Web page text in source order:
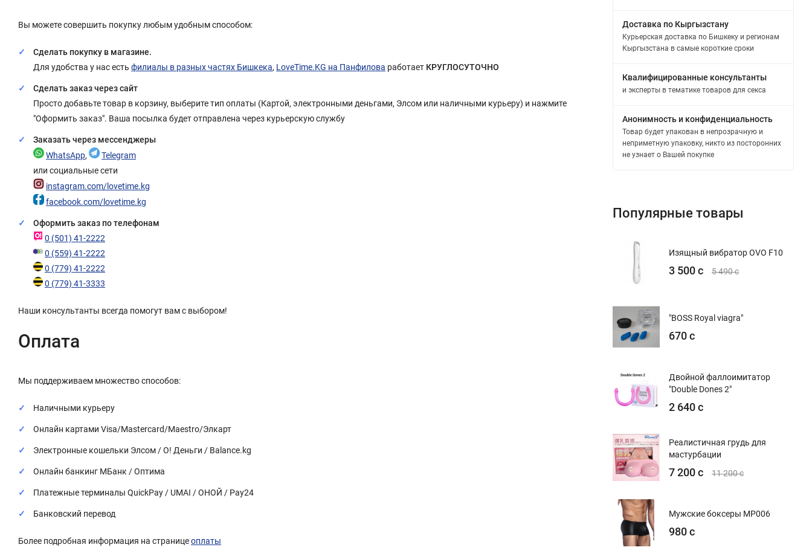
Вы можете совершить покупку любым удобным способом:
Сделать покупку в магазине.
Для удобства у нас есть филиалы в разных частях Бишкека, LoveTime.KG на Панфилова работает КРУГЛОСУТОЧНО
Сделать заказ через сайт
Просто добавьте товар в корзину, выберите тип оплаты (Картой, электронными деньгами, Элсом или наличными курьеру) и нажмите
"Оформить заказ". Ваша посылка будет отправлена через курьерскую службу
Заказать через мессенджеры
WhatsApp,
Telegram
или социальные сети
instagram.com/lovetime.kg
facebook.com/lovetime.kg
Оформить заказ по телефонам
0 (501) 41-2222
0 (559) 41-2222
0 (779) 41-2222
0 (779) 41-3333
Наши консультанты всегда помогут вам с выбором!
Оплата
Мы поддерживаем множество способов:
Наличными курьеру
Онлайн картами Visa/Mastercard/Maestro/Элкарт
Электронные кошельки Элсом / О! Деньги / Balance.kg
Онлайн банкинг МБанк / Оптима
Платежные терминалы QuickPay / UMAI / ОНОЙ / Pay24
Банковский перевод
Более подробная информация на страницеоплаты
Доставка по Кыргызстану
Курьерская доставка по Бишкеку и регионам
Кыргызстана в самые короткие сроки
Квалифицированные консультанты
и эксперты в тематике товаров для секса
Анонимность и конфиденциальность
Товар будет упакован в непрозрачную и
неприметную упаковку, никто из посторонних
не узнает о Вашей покупке
Популярные товары
Изящный вибратор OVO F10
3 500 с 5 490 с
"BOSS Royal viagra"
670 с
Двойной фаллоимитатор
"Double Dones 2"
2 640 с
Реалистичная грудь для
мастурбации
7 200 с 11 200 с
Мужские боксеры MP006
980 с